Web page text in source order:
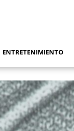
ENTRETENIMIENTO